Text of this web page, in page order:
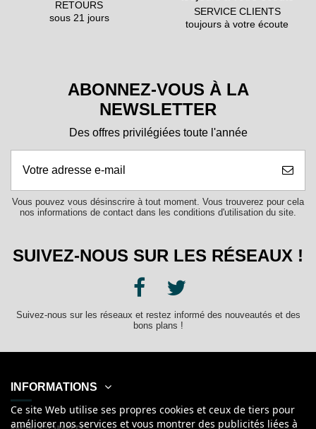
RETOURS
sous 21 jours
SERVICE CLIENTS
toujours à votre écoute
ABONNEZ-VOUS À LA
NEWSLETTER
Des offres privilégiées toute l'année
Vous pouvez vous désinscrire à tout moment. Vous trouverez pour cela
nos informations de contact dans les conditions d'utilisation du site.
SUIVEZ-NOUS SUR LES RÉSEAUX !
Suivez-nous sur les réseaux et restez informé des nouveautés et des
bons plans !
INFORMATIONS
Ce site Web utilise ses propres cookies et ceux de tiers pour
améliorer nos services et vous montrer des publicités liées à